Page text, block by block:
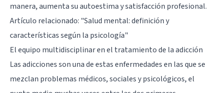
manera, aumenta su autoestima y satisfacción profesional.
Artículo relacionado: "Salud mental: definición y
características según la psicología"
El equipo multidisciplinar en el tratamiento de la adicción
Las adicciones son una de estas enfermedades en las que se
mezclan problemas médicos, sociales y psicológicos, el